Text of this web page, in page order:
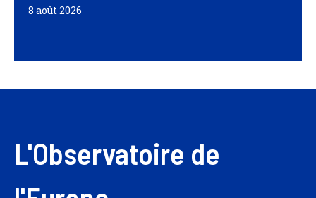
8 août 2026
L'Observatoire de